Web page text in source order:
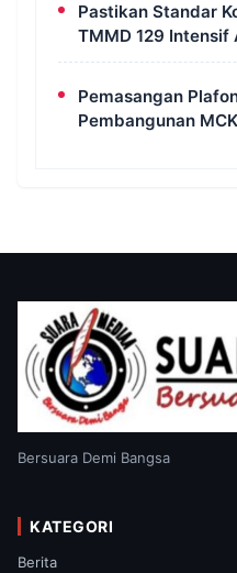
Pastikan Standar
TMMD 129 Intensif
MCK di Wanam
Pemasangan
Pembangunan
Bersuara Demi Bangsa
KATEGORI
Berita